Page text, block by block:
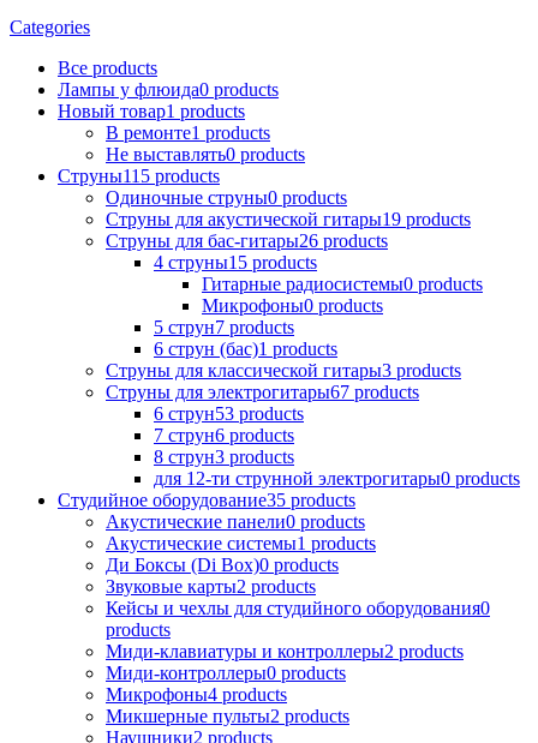
Categories
Все products
Лампы у флюида0 products
Новый товар1 products
В ремонтe1 products
Не выставлять0 products
Струны115 products
Одиночные струны0 products
Струны для акустической гитары19 products
Струны для бас-гитары26 products
4 струны15 products
Гитарные радиосистемы0 products
Микрофоны0 products
5 струн7 products
6 струн (бас)1 products
Струны для классической гитары3 products
Струны для электрогитары67 products
6 струн53 products
7 струн6 products
8 струн3 products
для 12-ти струнной электрогитары0 products
Студийное оборудование35 products
Акустические панели0 products
Акустические системы1 products
Ди Боксы (Di Box)0 products
Звуковые карты2 products
Кейсы и чехлы для студийного оборудования0
products
Миди-клавиатуры и контроллеры2 products
Миди-контроллеры0 products
Микрофоны4 products
Микшерные пульты2 products
Наушники2 products